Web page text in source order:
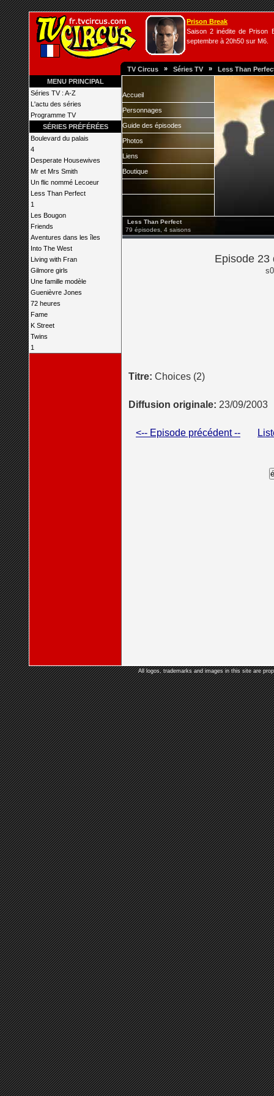
Prison Break
Saison 2 inédite de Prison
septembre à 20h50 sur M6.
TV Circus » Séries TV » Less Than
MENU PRINCIPAL
Séries TV : A-Z
L'actu des séries
Programme TV
SÉRIES PRÉFÉRÉES
Boulevard du palais
4
Desperate Housewives
Mr et Mrs Smith
Un flic nommé Lecoeur
Less Than Perfect
1
Les Bougon
Friends
Aventures dans les îles
Into The West
Living with Fran
Gilmore girls
Une famille modèle
Guenièvre Jones
72 heures
Fame
K Street
Twins
1
Accueil
Personnages
Guide des épisodes
Photos
Liens
Boutique
Less Than Perfect
79 épisodes, 4 saisons
Episode 23
Titre: Choices (2)
Diffusion originale: 23/09/2003
<-- Episode précédent --
All logos, trademarks and images in this site are